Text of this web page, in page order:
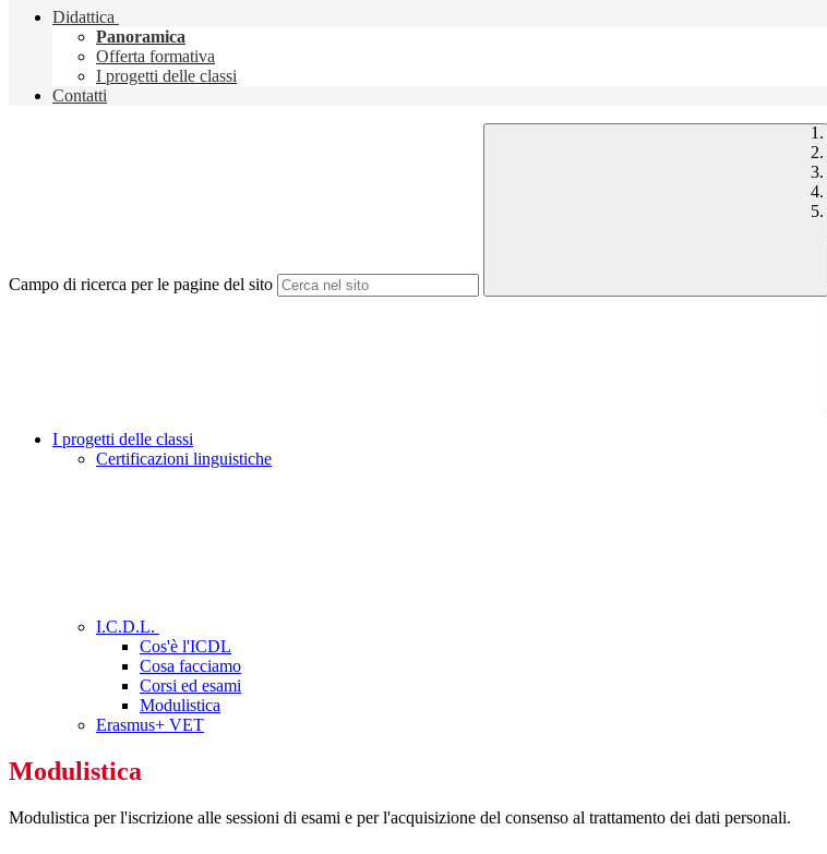
Didattica
Panoramica
Offerta formativa
I progetti delle classi
Contatti
Campo di ricerca per le pagine del sito
I progetti delle classi
Certificazioni linguistiche
I.C.D.L.
Cos'è l'ICDL
Cosa facciamo
Corsi ed esami
Modulistica
Erasmus+ VET
Modulistica
Modulistica per l'iscrizione alle sessioni di esami e per l'acquisizione del consenso al trattamento dei dati personali.